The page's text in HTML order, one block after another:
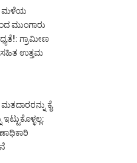
ಮಳೆಯ
ಮುಂಗಾರು
ಗ್ರಾಮೀಣ
ಸಹಿತ ಉತ್ತಮ
ಕೈ